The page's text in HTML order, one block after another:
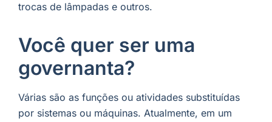
trocas de lâmpadas e outros.
Você quer ser uma
governanta?
Várias são as funções ou atividades substituídas
por sistemas ou máquinas. Atualmente, em um